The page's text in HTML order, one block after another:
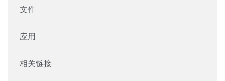
文件
应用
相关链接